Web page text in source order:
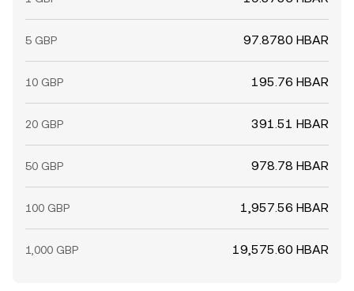
5 GBP 97.8780 HBAR
10 GBP 195.76 HBAR
20 GBP 391.51 HBAR
50 GBP 978.78 HBAR
100 GBP 1,957.56 HBAR
1,000 GBP 19,575.60 HBAR